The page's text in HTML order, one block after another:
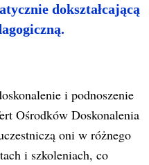
dokształcającą
i podnoszenie
Ośrodków Doskonalenia
oni w różnego
i szkoleniach, co